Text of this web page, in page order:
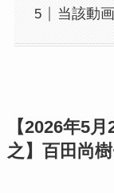
当該動画
【2026年5
之】百田尚